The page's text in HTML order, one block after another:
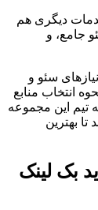
دیگری هم
جامع، و
سئو و
انتخاب منابع
تیم این مجموعه
بهترین
بک لینک